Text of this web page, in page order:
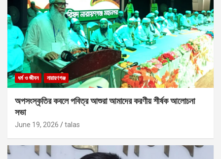
ধর্ম ও জীবন নারায়ণগঞ্জ
অপসংস্কৃতির কবলে পবিত্র আশুরা আমাদের করণীয় শীর্ষক আলোচনা
সভা
June 19, 2026 talas